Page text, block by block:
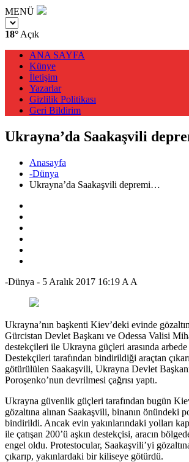
MENÜ
18° Açık
ANA SAYFA
Künye
İletişim
Yazarlar
Gizlilik Politikası
Geri Bildirim
Ukrayna’da Saakaşvili
Anasayfa
-Dünya
Ukrayna’da Saakaşvili depremi…
-Dünya - 5 Aralık 2017 16:19 A A
Ukrayna’nın başkenti Kiev’deki evinde
Gürcistan Devlet Başkanı ve Odessa Valisi
destekçileri ile Ukrayna güçleri arasında
Destekçileri tarafından bindirildiği araçtan
götürülülen Saakaşvili, Ukrayna Devlet
Poroşenko’nun devrilmesi çağrısı yaptı.
Ukrayna güvenlik güçleri tarafından bugün
gözaltına alınan Saakaşvili, binanın önündeki
bindirildi. Ancak evin yakınlarındaki yolları
ile çatışan 200’ü aşkın destekçisi, aracın
engel oldu. Protestocular, Saakaşvili’yi
çıkarıp, yakınlardaki bir kiliseye götürdü.